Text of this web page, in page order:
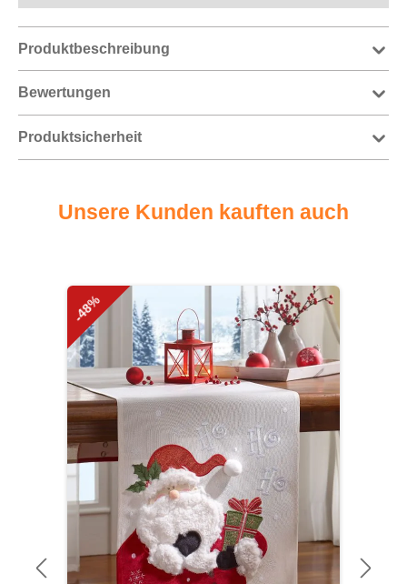
Produktbeschreibung
Bewertungen
Produktsicherheit
Unsere Kunden kauften auch
Produktgalerie überspringen
-48%